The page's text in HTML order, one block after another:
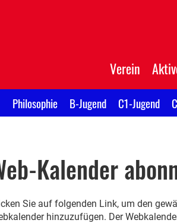
Verein
Philosophie B-Jugend C1-Jugend
Kalender
Sie auf folgenden Link, um den
hinzuzufügen. Der